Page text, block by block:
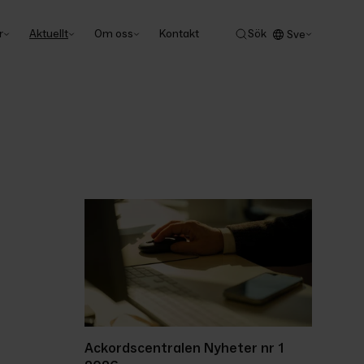
Aktuellt Om oss Kontakt Sök Sve
Ackordscentralen Nyheter nr 1